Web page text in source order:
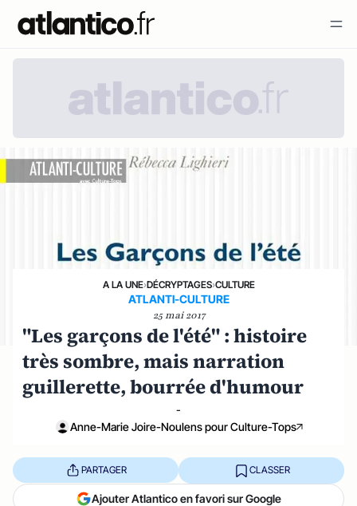
A LA UNE›DÉCRYPTAGES›CULTURE
ATLANTI-CULTURE
25 mai 2017
"Les garçons de l'été" : histoire
très sombre, mais narration
guillerette, bourrée d'humour
-
Anne-Marie Joire-Noulens pour Culture-Tops
PARTAGER CLASSER
Ajouter Atlantico en favori sur Google